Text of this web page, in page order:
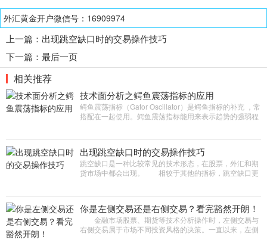
外汇黄金开户微信号：16909974
上一篇： 出现跳空缺口时的交易操作技巧
下一篇： 最后一页
相关推荐
技术面分析之鳄鱼震荡指标的应用
鳄鱼震荡指标（Gator Oscillator）是鳄鱼指标的补充 ，常
搭配在一起使用。鳄鱼震荡指标能用来表示趋势的强弱程
出现跳空缺口时的交易操作技巧
跳空缺口是一种比较常见的技术形态，在股票，外汇和期
货市场中都会出现。 相较于其他的指标，跳空缺口更
你是左侧交易还是右侧交易？看完豁然开朗！
金融市场股票、期货等技术分析操作时，左侧交易与
右侧交易属于市场不同投资风格的决策。一直以来，左侧